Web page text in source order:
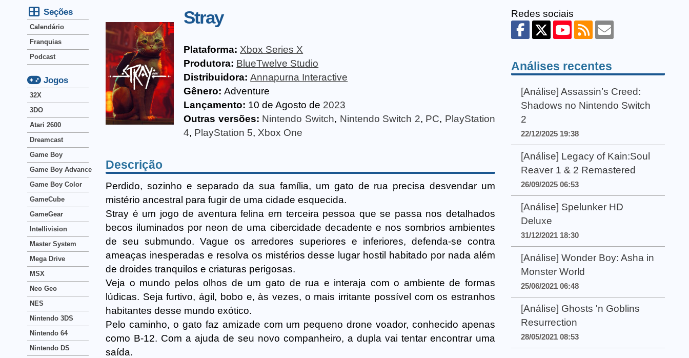
Stray
Plataforma: Xbox Series X
Produtora: BlueTwelve Studio
Distribuidora: Annapurna Interactive
Gênero: Adventure
Lançamento: 10 de Agosto de 2023
Outras versões: Nintendo Switch, Nintendo Switch 2, PC, PlayStation
4, PlayStation 5, Xbox One
Descrição
Perdido, sozinho e separado da sua família, um gato de rua precisa desvendar um
mistério ancestral para fugir de uma cidade esquecida.
Stray é um jogo de aventura felina em terceira pessoa que se passa nos detalhados
becos iluminados por neon de uma cibercidade decadente e nos sombrios ambientes
de seu submundo. Vague os arredores superiores e inferiores, defenda-se contra
ameaças inesperadas e resolva os mistérios desse lugar hostil habitado por nada além
de droides tranquilos e criaturas perigosas.
Veja o mundo pelos olhos de um gato de rua e interaja com o ambiente de formas
lúdicas. Seja furtivo, ágil, bobo e, às vezes, o mais irritante possível com os estranhos
habitantes desse mundo exótico.
Pelo caminho, o gato faz amizade com um pequeno drone voador, conhecido apenas
como B-12. Com a ajuda de seu novo companheiro, a dupla vai tentar encontrar uma
saída.
Seções
Calendário
Franquias
Podcast
Jogos
32X
3DO
Atari 2600
Dreamcast
Game Boy
Game Boy Advance
Game Boy Color
GameCube
GameGear
Intellivision
Master System
Mega Drive
MSX
Neo Geo
NES
Nintendo 3DS
Nintendo 64
Nintendo DS
Redes sociais
Análises recentes
[Análise] Assassin’s Creed:
Shadows no Nintendo Switch
2
22/12/2025 19:38
[Análise] Legacy of Kain:Soul
Reaver 1 & 2 Remastered
26/09/2025 06:53
[Análise] Spelunker HD
Deluxe
31/12/2021 18:30
[Análise] Wonder Boy: Asha in
Monster World
25/06/2021 06:48
[Análise] Ghosts 'n Goblins
Resurrection
28/05/2021 08:53